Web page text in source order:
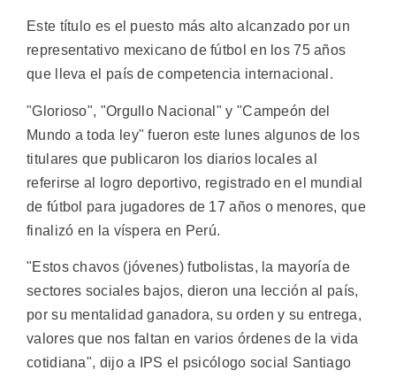
Este título es el puesto más alto alcanzado por un
representativo mexicano de fútbol en los 75 años
que lleva el país de competencia internacional.
"Glorioso", "Orgullo Nacional" y "Campeón del
Mundo a toda ley" fueron este lunes algunos de los
titulares que publicaron los diarios locales al
referirse al logro deportivo, registrado en el mundial
de fútbol para jugadores de 17 años o menores, que
finalizó en la víspera en Perú.
"Estos chavos (jóvenes) futbolistas, la mayoría de
sectores sociales bajos, dieron una lección al país,
por su mentalidad ganadora, su orden y su entrega,
valores que nos faltan en varios órdenes de la vida
cotidiana", dijo a IPS el psicólogo social Santiago